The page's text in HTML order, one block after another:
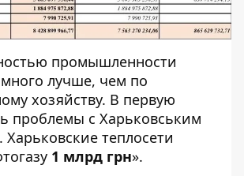
промышленности
лучше, чем по
хозяйству. В первую
проблемы с Харьковським
Харьковские теплосети
1 млрд грн».